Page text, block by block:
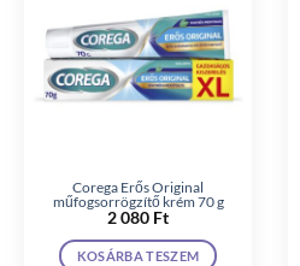
Corega Erős Original
műfogsorrögzítő krém 70 g
2 080 Ft
KOSÁRBA TESZEM